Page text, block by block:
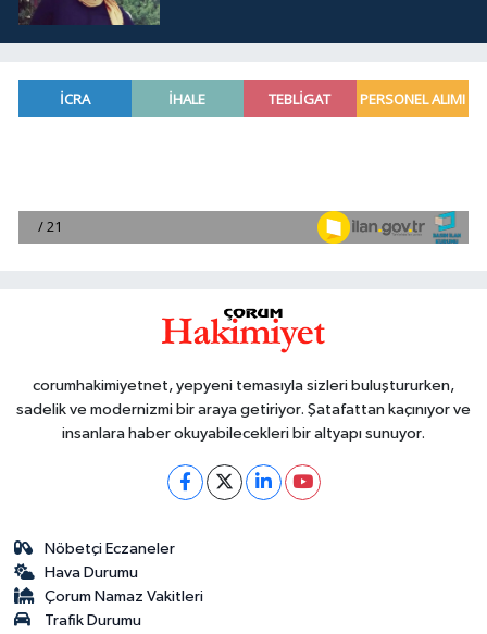
corumhakimiyetnet, yepyeni temasıyla sizleri buluştururken,
sadelik ve modernizmi bir araya getiriyor. Şatafattan kaçınıyor ve
insanlara haber okuyabilecekleri bir altyapı sunuyor.
Nöbetçi Eczaneler
Hava Durumu
Çorum Namaz Vakitleri
Trafik Durumu